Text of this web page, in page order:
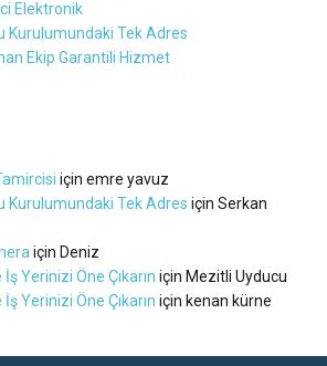
Elektronik
Kurulumundaki Tek Adres
Ekip Garantili Hizmet
için emre yavuz
Kurulumundaki Tek Adres için Serkan
için Deniz
Yerinizi Öne Çıkarın için Mezitli Uyducu
Yerinizi Öne Çıkarın için kenan kürne